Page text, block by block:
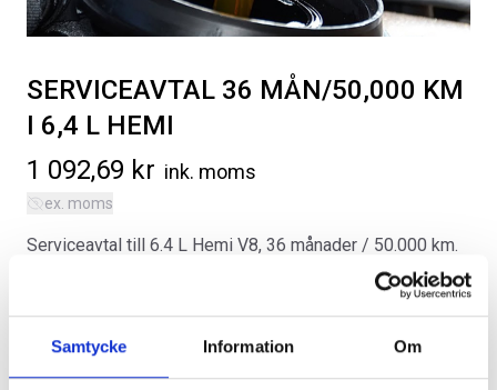
Samtycke Information Om
Välj alternativ Lägg i varukorg
Artikelnr:RA0109
kr
ORIGINAL GUMMIMATTOR
FRAM OCH BAK CREWCAB I 14-
4 610
SERVICEAVTAL 36 MÅN/50,000 KM
I 6,4 L HEMI
1 092,69 kr ink. moms
ex. moms
Serviceavtal till 6.4 L Hemi V8, 36 månader / 50.000 km.
Omfattar service och oljebyten enligt tillverkarens
serviceschema med samtliga intervalltillägg, glödlampor
torkarblad, tvätt in- och utvändigt samt lånebil. Priset är
per månad, övermil kostar 0,50 kr per kilometer.